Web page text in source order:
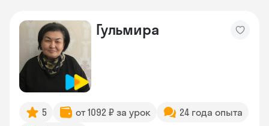
Гульмира
5 от 1092 ₽ за урок
24 года опыта